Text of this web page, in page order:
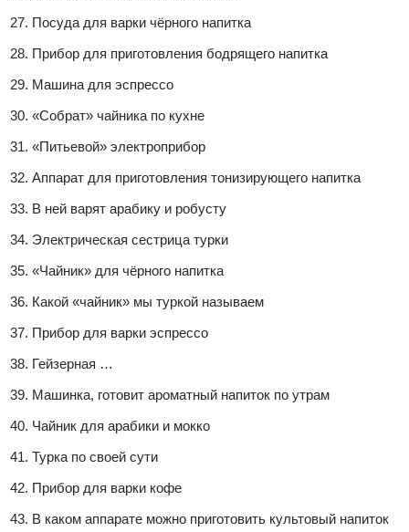
Посуда для варки чёрного напитка
Прибор для приготовления бодрящего напитка
Машина для эспрессо
«Собрат» чайника по кухне
«Питьевой» электроприбор
Аппарат для приготовления тонизирующего напитка
В ней варят арабику и робусту
Электрическая сестрица турки
«Чайник» для чёрного напитка
Какой «чайник» мы туркой называем
Прибор для варки эспрессо
Гейзерная …
Машинка, готовит ароматный напиток по утрам
Чайник для арабики и мокко
Турка по своей сути
Прибор для варки кофе
В каком аппарате можно приготовить культовый напиток